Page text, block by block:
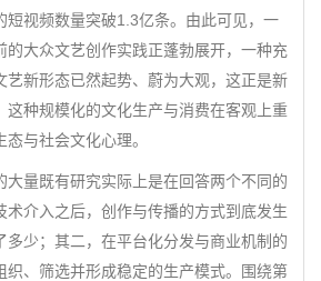
短视频数量突破1.3亿条。由此可见，一
的大众文艺创作实践正蓬勃展开，一种充
艺新形态已然起势、蔚为大观，这正是新
这种规模化的文化生产与消费在客观上重
与社会文化心理。
量既有研究实际上是在回答两个不同的
术介入之后，创作与传播的方式到底发生
多少；其二，在平台化分发与商业机制的
织、筛选并形成稳定的生产模式。围绕第